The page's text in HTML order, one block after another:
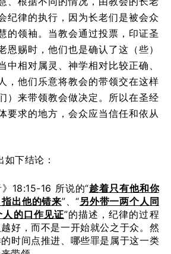
纪律的执行，因为长老们是被会众
的领袖。当教会通过投票，印证圣
恩赐时，他们也是确认了这（些）
中相对属灵、神学相对比较正确、
，他们乐意将教会的带领交在这样
）来带领教会做决定。所以在圣经
要求的地方，会众应当信任和依从
下结论：
18:15-16 所说的“趁着只有他和你
出他的错来”、“另外带一两个人同
的口作见证”的描述，纪律的过程
好，而不是一开始就公之于众。然
时间点推进、哪些罪是属于这一类